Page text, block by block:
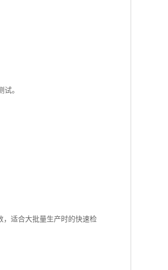
。
，适合大批量生产时的快速检